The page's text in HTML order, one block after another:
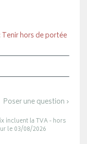
Tenir hors de portée
Poser une question ›
incluent la TVA - hors
le 03/08/2026